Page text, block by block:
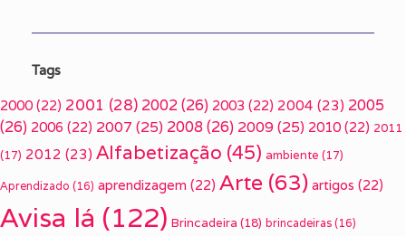
Tags
2000 (22) 2001 (28) 2002(26) 2003 (22) 2004 (23) 2005
(26) 2006 (22) 2007 (25) 2008(26) 2009(25) 2010 (22) 2011
(17) 2012 (23) Alfabetização (45) ambiente (17)
Aprendizado (16) aprendizagem (22) Arte (63) artigos (22)
Avisa lá (122) Brincadeira (18) brincadeiras (16)